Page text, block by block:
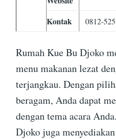
Kontak
0812-
Rumah Kue Bu Djoko
menu makanan lezat
terjangkau. Dengan
beragam, Anda dapat
dengan tema acara
Djoko juga